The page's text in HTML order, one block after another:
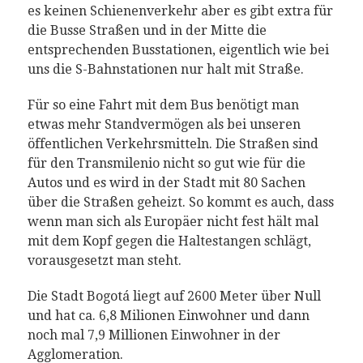
es keinen Schienenverkehr aber es gibt extra für
die Busse Straßen und in der Mitte die
entsprechenden Busstationen, eigentlich wie bei
uns die S-Bahnstationen nur halt mit Straße.
Für so eine Fahrt mit dem Bus benötigt man
etwas mehr Standvermögen als bei unseren
öffentlichen Verkehrsmitteln. Die Straßen sind
für den Transmilenio nicht so gut wie für die
Autos und es wird in der Stadt mit 80 Sachen
über die Straßen geheizt. So kommt es auch, dass
wenn man sich als Europäer nicht fest hält mal
mit dem Kopf gegen die Haltestangen schlägt,
vorausgesetzt man steht.
Die Stadt Bogotá liegt auf 2600 Meter über Null
und hat ca. 6,8 Milionen Einwohner und dann
noch mal 7,9 Millionen Einwohner in der
Agglomeration.